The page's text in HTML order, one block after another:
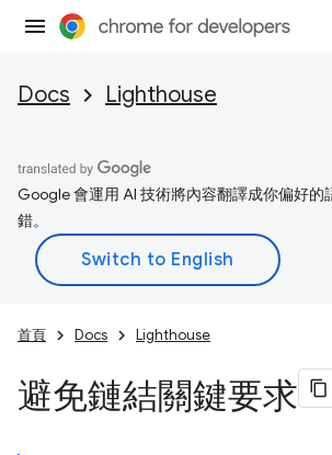
Docs Lighthouse
Google 會運用 AI 技術將內容翻譯成你偏好的
錯。
首頁 Docs Lighthouse
避免鏈結關鍵要求